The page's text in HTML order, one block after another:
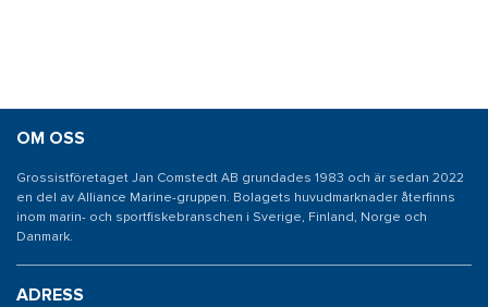
OM OSS
Grossistföretaget Jan Comstedt AB grundades 1983 och är sedan 2022
en del av Alliance Marine-gruppen. Bolagets huvudmarknader återfinns
inom marin- och sportfiskebranschen i Sverige, Finland, Norge och
Danmark.
ADRESS